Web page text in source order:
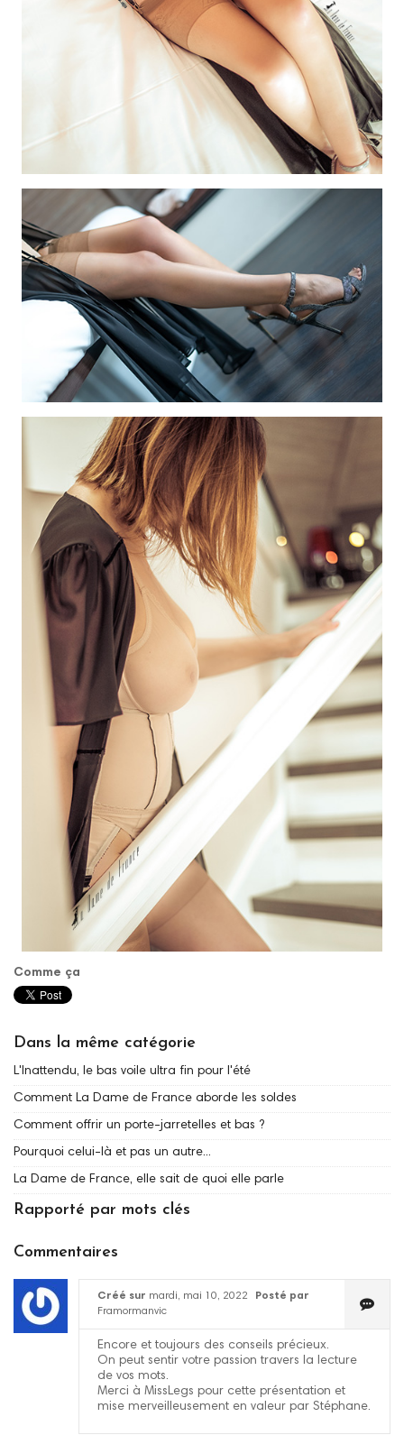
Comme ça
Dans la même catégorie
L'Inattendu, le bas voile ultra fin pour l'été
Comment La Dame de France aborde les soldes
Comment offrir un porte-jarretelles et bas ?
Pourquoi celui-là et pas un autre...
La Dame de France, elle sait de quoi elle parle
Rapporté par mots clés
Commentaires
Créé sur mardi, mai 10, 2022
Posté par
Framormanvic
Encore et toujours des conseils précieux.
On peut sentir votre passion travers la lecture
de vos mots.
Merci à MissLegs pour cette présentation et
mise merveilleusement en valeur par Stéphane.